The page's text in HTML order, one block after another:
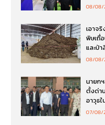
08/
เอาจ
พิษเถื่
และป่
08/
นายก
ตั้งด่า
อาวุธ
07/